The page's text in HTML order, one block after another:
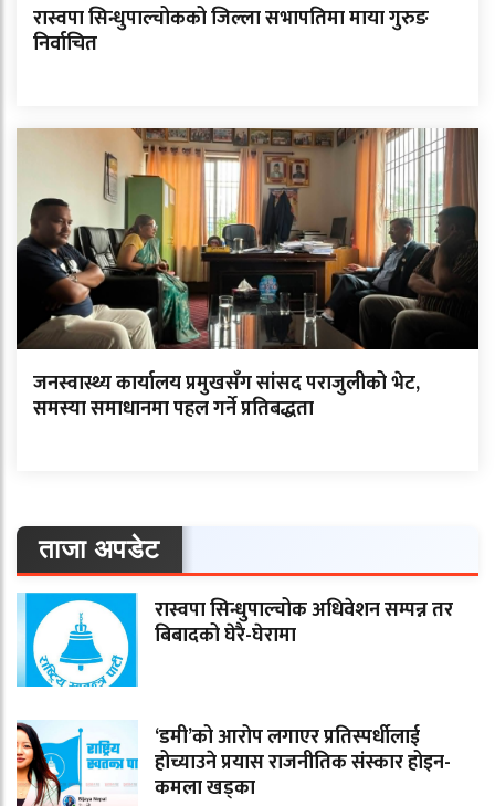
रास्वपा सिन्धुपाल्चोकको जिल्ला सभापतिमा माया गुरुङ
निर्वाचित
जनस्वास्थ्य कार्यालय प्रमुखसँग सांसद पराजुलीको भेट,
समस्या समाधानमा पहल गर्ने प्रतिबद्धता
ताजा अपडेट
रास्वपा सिन्धुपाल्चोक अधिवेशन सम्पन्न तर
बिबादको घेरै-घेरामा
‘डमी’को आरोप लगाएर प्रतिस्पर्धीलाई
होच्याउने प्रयास राजनीतिक संस्कार होइन-
कमला खड्का